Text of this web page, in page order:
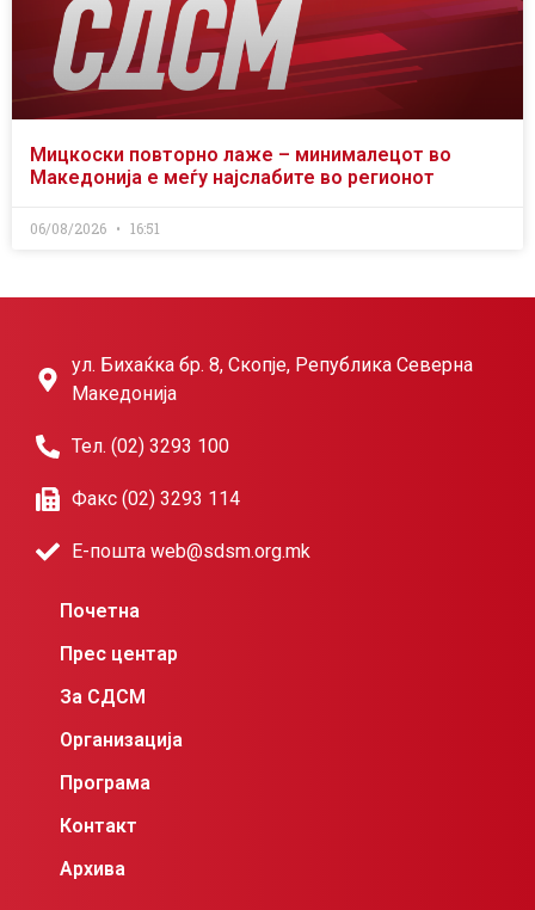
Мицкоски повторно лаже – минималецот во
Македонија е меѓу најслабите во регионот
06/08/2026 16:51
ул. Бихаќка бр. 8, Скопје, Република Северна
Македонија
Тел. (02) 3293 100
Факс (02) 3293 114
Е-пошта web@sdsm.org.mk
Почетна
Прес центар
За СДСМ
Организација
Програма
Контакт
Архива